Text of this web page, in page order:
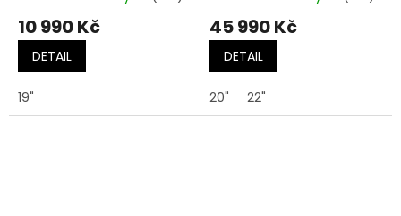
10 990 Kč
DETAIL
19"
45 990 Kč
DETAIL
20" 22"